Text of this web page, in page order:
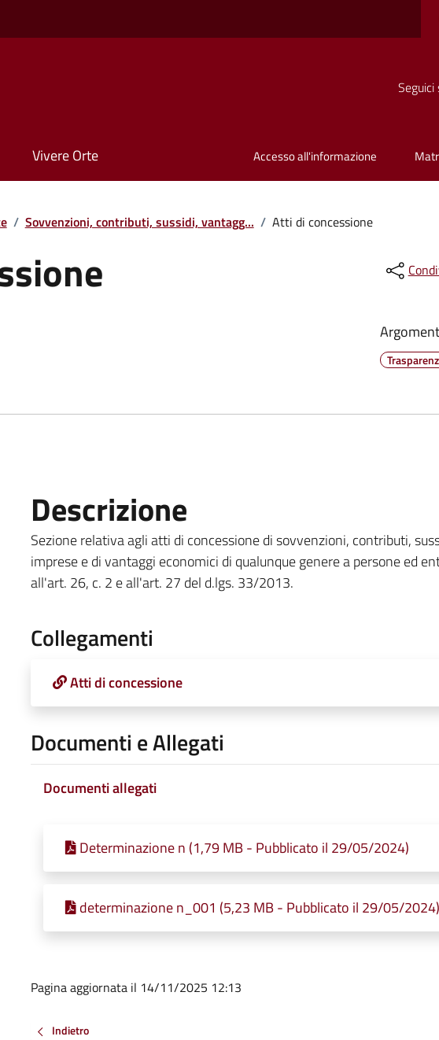
Seguici
Vivere Orte Accesso all'informazione
/ Sovvenzioni, contributi, sussidi, vantagg... / Atti di concessione
Descrizione
Sezione relativa agli atti di concessione di sovvenzioni, contributi,
imprese e di vantaggi economici di qualunque genere a persone ed
all'art. 26, c. 2 e all'art. 27 del d.lgs. 33/2013.
Collegamenti
Atti di concessione
Documenti e Allegati
Documenti allegati
Determinazione n (1,79 MB - Pubblicato il 29/05/2024)
determinazione n_001 (5,23 MB - Pubblicato il 29/05/2024)
Pagina aggiornata il 14/11/2025 12:13
Indietro